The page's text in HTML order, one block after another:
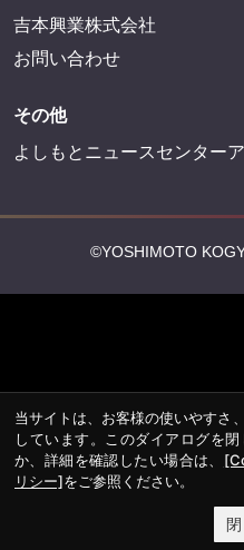
吉本興業株式会社
お問い合わせ
その他
よしもとニュースセンター
©YOSHIMOTO
当サイトは、お客様の使いやすさ
しています。このダイアログを
か、詳細を確認したい場合は、
リシー]をご参照ください。